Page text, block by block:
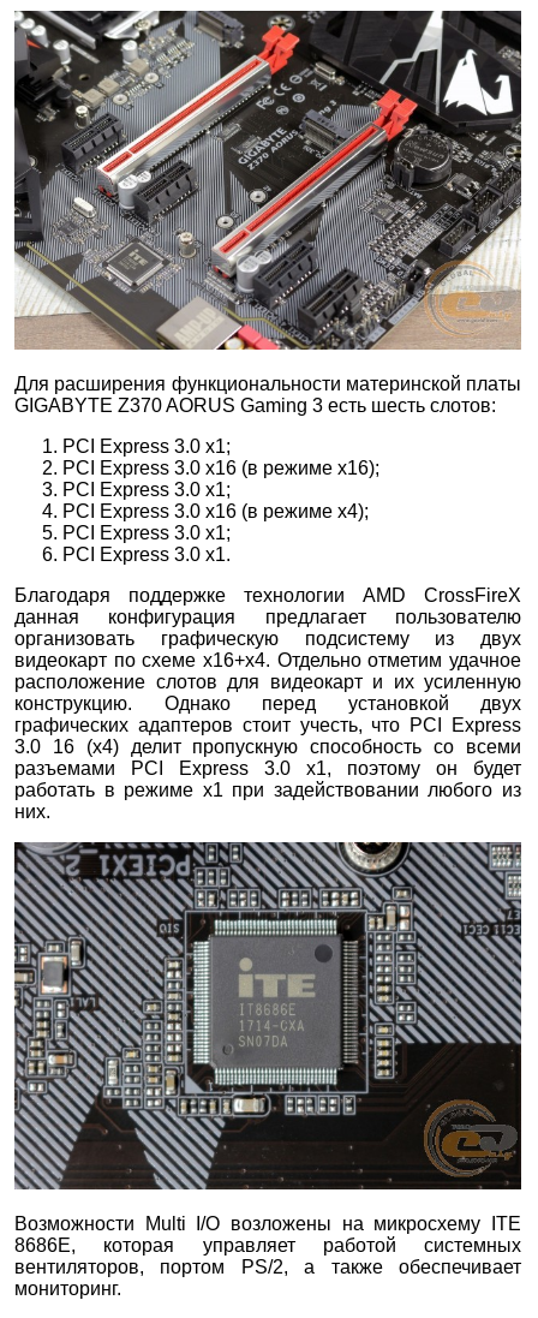
Для расширения функциональности материнской платы
GIGABYTE Z370 AORUS Gaming 3 есть шесть слотов:
PCI Express 3.0 x1;
PCI Express 3.0 x16 (в режиме х16);
PCI Express 3.0 x1;
PCI Express 3.0 x16 (в режиме х4);
PCI Express 3.0 x1;
PCI Express 3.0 x1.
Благодаря поддержке технологии AMD CrossFireX
данная конфигурация предлагает пользователю
организовать графическую подсистему из двух
видеокарт по схеме x16+x4. Отдельно отметим удачное
расположение слотов для видеокарт и их усиленную
конструкцию. Однако перед установкой двух
графических адаптеров стоит учесть, что PCI Express
3.0 16 (x4) делит пропускную способность со всеми
разъемами PCI Express 3.0 x1, поэтому он будет
работать в режиме x1 при задействовании любого из
них.
Возможности Multi I/O возложены на микросхему ITE
8686E, которая управляет работой системных
вентиляторов, портом PS/2, а также обеспечивает
мониторинг.